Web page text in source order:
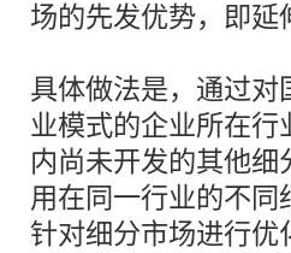
场的先发优势，即延
具体做法是，通过
业模式的企业所在
内尚未开发的其他
用在同一行业的不
针对细分市场进行